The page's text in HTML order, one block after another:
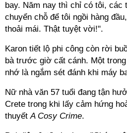
bay. Năm nay thì chỉ có tôi, các
chuyển chỗ để tôi ngồi hàng
thoải mái. Thật tuyệt vời!".
Karon tiết lộ phi công còn rời
bà trước giờ cất cánh. Một
nhớ là ngắm sét đánh khi máy
Nữ nhà văn 57 tuổi đang tận
Crete trong khi lấy cảm hứng
thuyếtA Cosy Crime.